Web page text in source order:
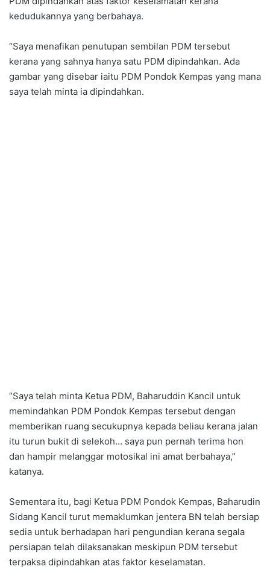
kedudukannya yang berbahaya.
“Saya menafikan penutupan sembilan PDM tersebut
kerana yang sahnya hanya satu PDM dipindahkan. Ada
gambar yang disebar iaitu PDM Pondok Kempas yang mana
saya telah minta ia dipindahkan.
“Saya telah minta Ketua PDM, Baharuddin Kancil untuk
memindahkan PDM Pondok Kempas tersebut dengan
memberikan ruang secukupnya kepada beliau kerana jalan
itu turun bukit di selekoh… saya pun pernah terima hon
dan hampir melanggar motosikal ini amat berbahaya,”
katanya.
Sementara itu, bagi Ketua PDM Pondok Kempas, Baharudin
Sidang Kancil turut memaklumkan jentera BN telah bersiap
sedia untuk berhadapan hari pengundian kerana segala
persiapan telah dilaksanakan meskipun PDM tersebut
terpaksa dipindahkan atas faktor keselamatan.